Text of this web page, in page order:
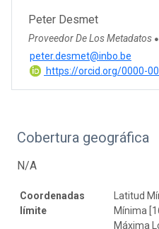
Peter Desmet
Proveedor De Los Metadatos ●
peter.desmet@inbo.be
https://orcid.org/0000-
Cobertura geográfica
N/A
Coordenadas
límite
Latitud
Mínima
Máxima